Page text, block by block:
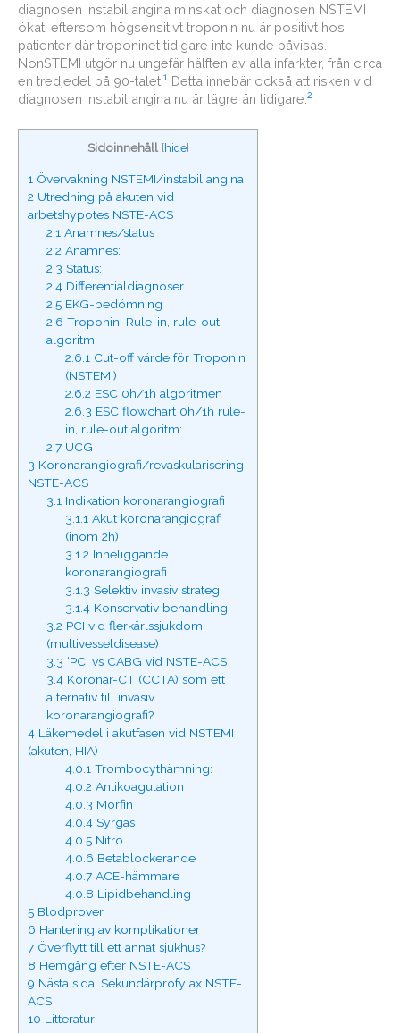
diagnosen instabil angina minskat och diagnosen NSTEMI
ökat, eftersom högsensitivt troponin nu är positivt hos
patienter där troponinet tidigare inte kunde påvisas.
NonSTEMI utgör nu ungefär hälften av alla infarkter, från circa
en tredjedel på 90-talet. 1 Detta innebär också att risken vid
diagnosen instabil angina nu är lägre än tidigare. 2
Sidoinnehåll [hide]
1 Övervakning NSTEMI/instabil angina
2 Utredning på akuten vid
arbetshypotes NSTE-ACS
2.1 Anamnes/status
2.2 Anamnes:
2.3 Status:
2.4Differentialdiagnoser
2.5EKG-bedömning
2.6 Troponin: Rule-in, rule-out
algoritm
2.6.1 Cut-off värde för Troponin
(NSTEMI)
2.6.2 ESC 0h/1h algoritmen
2.6.3 ESC flowchart 0h/1h rule-
in, rule-out algoritm:
2.7UCG
3 Koronarangiografi/revaskularisering
NSTE-ACS
3.1 Indikation koronarangiografi
3.1.1 Akut koronarangiografi
(inom 2h)
3.1.2 Inneliggande
koronarangiografi
3.1.3 Selektiv invasiv strategi
3.1.4Konservativ behandling
3.2 PCI vid flerkärlssjukdom
(multivesseldisease)
3.3 ‘PCI vs CABG vid NSTE-ACS
3.4Koronar-CT (CCTA) som ett
alternativ till invasiv
koronarangiografi?
4 Läkemedel i akutfasen vid NSTEMI
(akuten, HIA)
4.0.1 Trombocythämning:
4.0.2 Antikoagulation
4.0.3 Morfin
4.0.4Syrgas
4.0.5Nitro
4.0.6 Betablockerande
4.0.7ACE-hämmare
4.0.8 Lipidbehandling
5 Blodprover
6 Hantering av komplikationer
7 Överflytt till ett annat sjukhus?
8 Hemgång efter NSTE-ACS
9 Nästa sida: Sekundärprofylax NSTE-
ACS
10 Litteratur